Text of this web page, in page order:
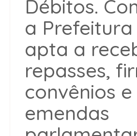
Débitos.
a
apta a
repasses,
convênios
emendas